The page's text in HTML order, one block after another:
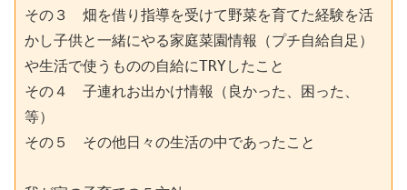
その３　畑を借り指導を受けて野菜を育てた経験を活
かし子供と一緒にやる家庭菜園情報（プチ自給自足）
や生活で使うものの自給にTRYしたこと
その４　子連れお出かけ情報（良かった、困った、
等）
その５　その他日々の生活の中であったこと